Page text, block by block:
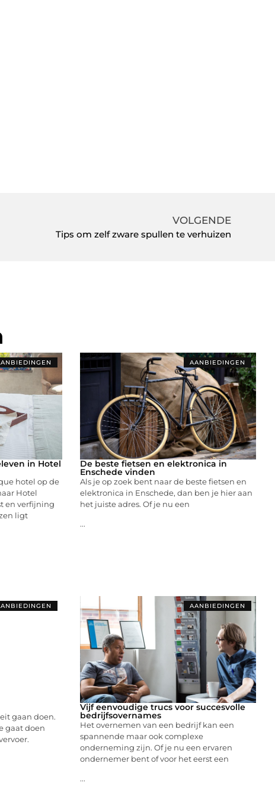
VOLGENDE
Tips om zelf zware spullen te verhuizen
in Hotel
hotel op de
Hotel
en verfijning
ligt
AANBIEDINGEN
De beste fietsen en elektronica in
Enschede vinden
Als je op zoek bent naar de beste fietsen en
elektronica in Enschede, dan ben je hier aan
het juiste adres. Of je nu een
...
gaan doen.
gaat doen
AANBIEDINGEN
Vijf eenvoudige trucs voor succesvolle
bedrijfsovernames
Het overnemen van een bedrijf kan een
spannende maar ook complexe
onderneming zijn. Of je nu een ervaren
ondernemer bent of voor het eerst een
...